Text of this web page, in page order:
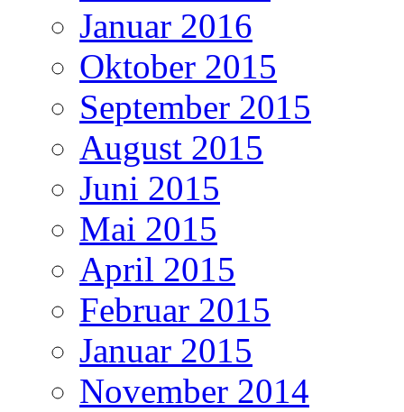
Januar 2016
Oktober 2015
September 2015
August 2015
Juni 2015
Mai 2015
April 2015
Februar 2015
Januar 2015
November 2014